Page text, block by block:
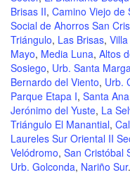
Brisas II, Camino Viejo de
Social de Ahorros San
Triángulo, Las Brisas,
Mayo, Media Luna, Altos
Sosiego, Urb. Santa
Bernardo del Viento, Urb.
Parque Etapa I, Santa Ana
Jerónimo del Yuste, La
Triángulo El Manantial,
Laureles Sur Oriental II
Velódromo, San Cristóbal
Urb. Golconda, Nariño Sur.